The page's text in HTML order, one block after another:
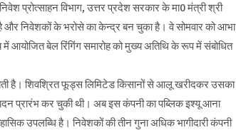
प्रोत्साहन विभाग, उत्तर प्रदेश सरकार के मा0 मंत्री श्री
और निवेशकों के भरोसे का केन्द्र बन चुका है। वे सोमवार को आभा
आयोजित बेल रिंगिंग समारोह को मुख्य अतिथि के रूप में संबोधित
है। शिवश्रित फूड्स लिमिटेड किसानों से आलू खरीदकर उसका
प्रारंभ कर चुकी थी। अब इस कंपनी का पब्लिक इश्यू आना
उपलब्धि है। निवेशकों की तीन गुना अधिक भागीदारी कंपनी